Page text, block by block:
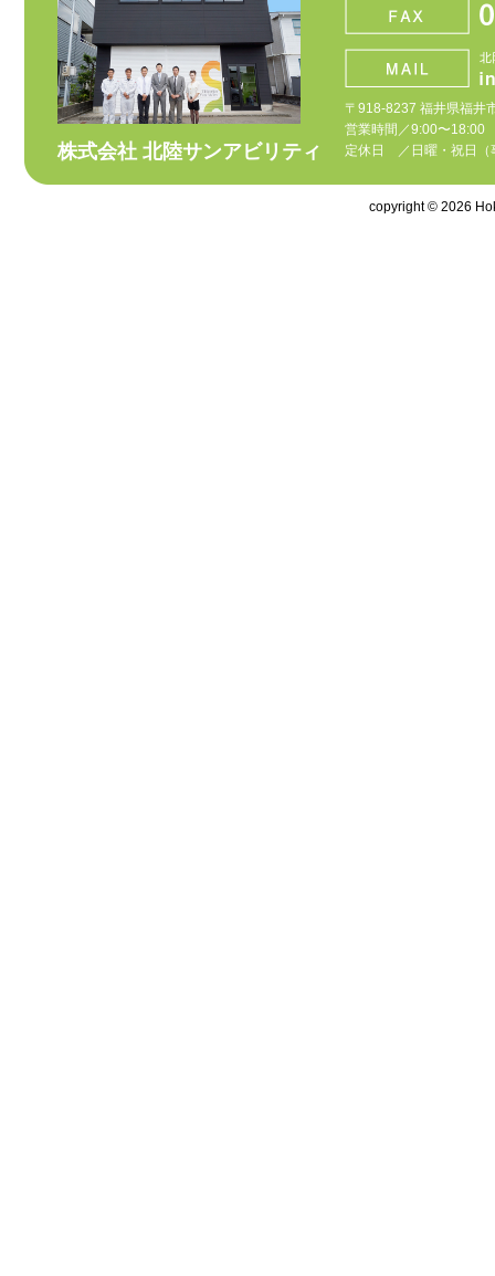
株式会社 北陸サンアビリティ
〒918-8237 福井県福井
営業時間／9:00〜18:00
定休日 ／日曜・祝日（
copyright © 2026